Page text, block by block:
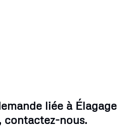
liée à Élagage
contactez-nous.